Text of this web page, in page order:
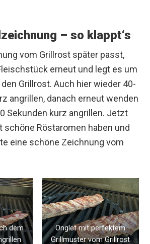
– so klappt‘s
vom Grillrost später passt,
erneut und legt es um
Grillrost. Auch hier wieder 40-
angrillen, danach erneut wenden
Sekunden kurz angrillen. Jetzt
schöne Röstaromen haben und
eine schöne Zeichnung vom
dem
Onglet mit perfektem
Grillmuster vom Grillrost